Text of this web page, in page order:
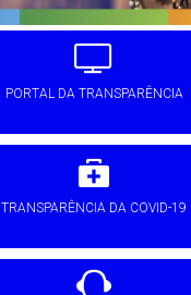
PORTAL DA TRANSPARÊNCIA
TRANSPARÊNCIA DA COVID-19